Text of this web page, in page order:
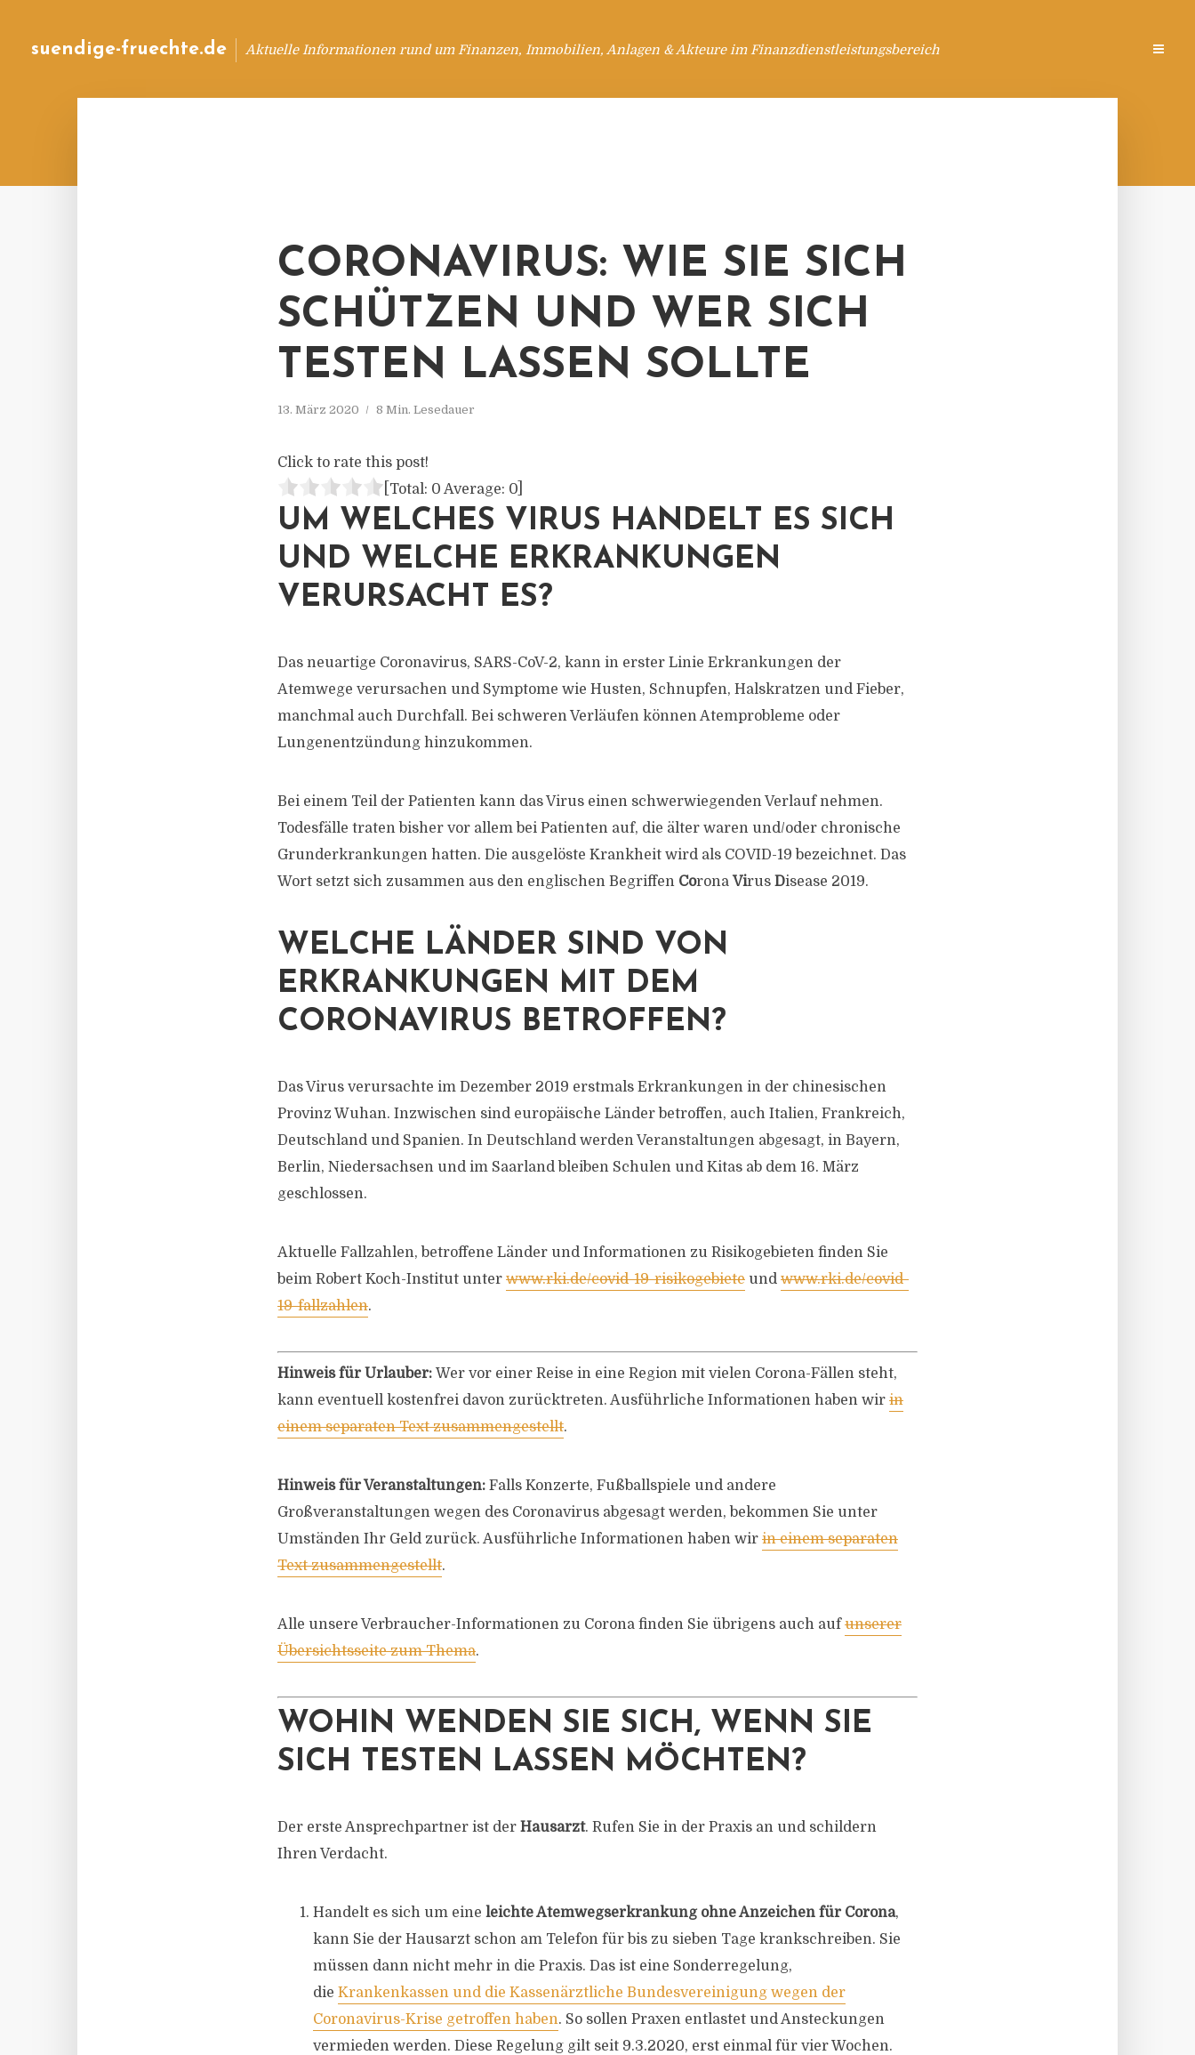
suendige-fruechte.de Aktuelle Informationen rund um Finanzen, Immobilien, Anlagen & Akteure im Finanzdienstleistungsbereich
CORONAVIRUS: WIE SIE SICH
SCHÜTZEN UND WER SICH
TESTEN LASSEN SOLLTE
13. März 2020 8 Min. Lesedauer
Click to rate this post!
[Total: 0 Average: 0
UM WELCHES VIRUS HANDELT ES SICH
UND WELCHE ERKRANKUNGEN
VERURSACHT ES?
Das neuartige Coronavirus, SARS-CoV-2, kann in erster Linie Erkrankungen der
Atemwege verursachen und Symptome wie Husten, Schnupfen, Halskratzen und Fieber,
manchmal auch Durchfall. Bei schweren Verläufen können Atemprobleme oder
Lungenentzündung hinzukommen.
Bei einem Teil der Patienten kann das Virus einen schwerwiegenden Verlauf nehmen.
Todesfälle traten bisher vor allem bei Patienten auf, die älter waren und/oder chronische
Grunderkrankungen hatten. Die ausgelöste Krankheit wird als COVID-19 bezeichnet. Das
Wort setzt sich zusammen aus den englischen Begriffen Corona Virus Disease 2019.
WELCHE LÄNDER SIND VON
ERKRANKUNGEN MIT DEM
CORONAVIRUS BETROFFEN?
Das Virus verursachte im Dezember 2019 erstmals Erkrankungen in der chinesischen
Provinz Wuhan. Inzwischen sind europäische Länder betroffen, auch Italien, Frankreich,
Deutschland und Spanien. In Deutschland werden Veranstaltungen abgesagt, in Bayern,
Berlin, Niedersachsen und im Saarland bleiben Schulen und Kitas ab dem 16. März
geschlossen.
Aktuelle Fallzahlen, betroffene Länder und Informationen zu Risikogebieten finden Sie
beim Robert Koch-Institut unter www.rki.de/covid-19-risikogebiete und www.rki.de/covid-
19-fallzahlen.
Hinweis für Urlauber: Wer vor einer Reise in eine Region mit vielen Corona-Fällen steht,
kann eventuell kostenfrei davon zurücktreten. Ausführliche Informationen haben wir in
einem separaten Text zusammengestellt.
Hinweis für Veranstaltungen: Falls Konzerte, Fußballspiele und andere
Großveranstaltungen wegen des Coronavirus abgesagt werden, bekommen Sie unter
Umständen Ihr Geld zurück. Ausführliche Informationen haben wir in einem separaten
Text zusammengestellt.
Alle unsere Verbraucher-Informationen zu Corona finden Sie übrigens auch aufunserer
Übersichtsseite zum Thema.
WOHIN WENDEN SIE SICH, WENN SIE
SICH TESTEN LASSEN MÖCHTEN?
Der erste Ansprechpartner ist der Hausarzt. Rufen Sie in der Praxis an und schildern
Ihren Verdacht.
Handelt es sich um eine leichte Atemwegserkrankung ohne Anzeichen für Corona,
kann Sie der Hausarzt schon am Telefon für bis zu sieben Tage krankschreiben. Sie
müssen dann nicht mehr in die Praxis. Das ist eine Sonderregelung,
die Krankenkassen und die Kassenärztliche Bundesvereinigung wegen der
Coronavirus-Krise getroffen haben. So sollen Praxen entlastet und Ansteckungen
vermieden werden. Diese Regelung gilt seit 9.3.2020, erst einmal für vier Wochen.